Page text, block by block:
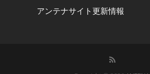
アンテナサイト更新情報